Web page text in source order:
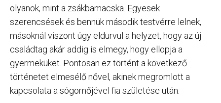
olyanok, mint a zsákbamacska. Egyesek
szerencsések és bennük második testvérre lelnek,
másoknál viszont úgy eldurvul a helyzet, hogy az új
családtag akár addig is elmegy, hogy ellopja a
gyermeküket. Pontosan ez történt a következő
történetet elmesélő nővel, akinek megromlott a
kapcsolata a sógornőjével fia születése után.